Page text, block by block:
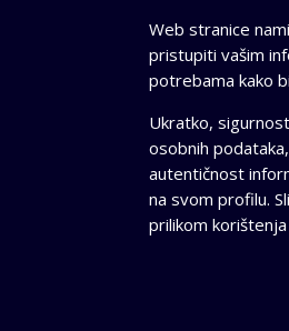
Web stranice
pristupiti vašim
potrebama kako
Ukratko,
osobnih
autentičnost
na svom profilu.
prilikom